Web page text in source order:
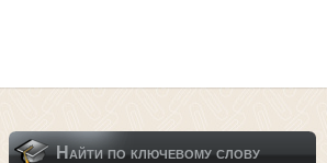
Найти по ключевому слову